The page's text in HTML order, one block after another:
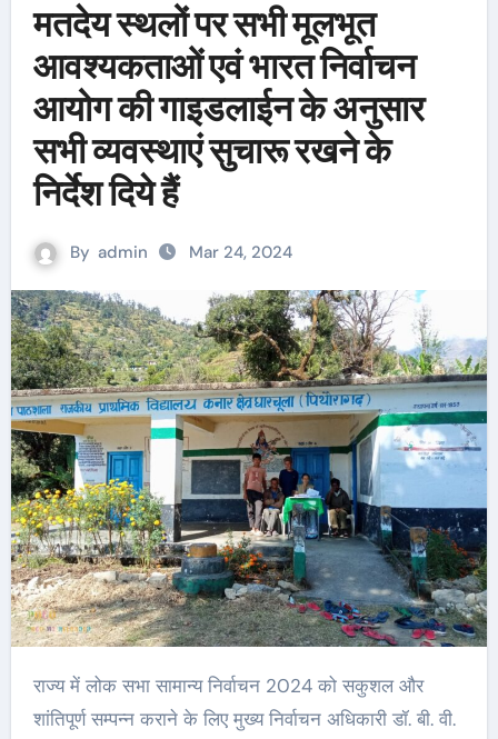
मतदेय स्थलों पर सभी मूलभूत
आवश्यकताओं एवं भारत निर्वाचन
आयोग की गाइडलाईन के अनुसार
सभी व्यवस्थाएं सुचारू रखने के
निर्देश दिये हैं
By admin Mar 24, 2024
राज्य में लोक सभा सामान्य निर्वाचन 2024 को सकुशल और
शांतिपूर्ण सम्पन्न कराने के लिए मुख्य निर्वाचन अधिकारी डॉ. बी. वी.